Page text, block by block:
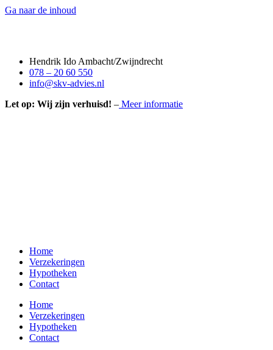
Ga naar de inhoud
Hendrik Ido Ambacht/Zwijndrecht
078 – 20 60 550
info@skv-advies.nl
Let op: Wij zijn verhuisd! – Meer informatie
Home
Verzekeringen
Hypotheken
Contact
Home
Verzekeringen
Hypotheken
Contact